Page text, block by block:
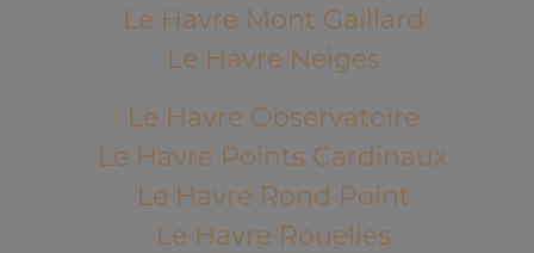
Le Havre Mont Gaillard
Le Havre Neiges
Le Havre Observatoire
Le Havre Points Cardinaux
Le Havre Rond Point
Le Havre Rouelles